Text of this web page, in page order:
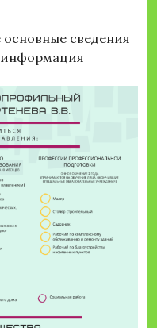
сведения
информация